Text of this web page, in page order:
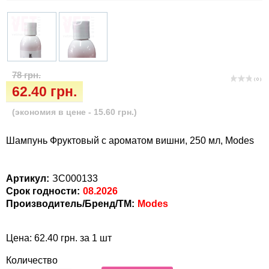
( 0 )
78 грн.
62.40 грн.
(экономия в цене - 15.60 грн.)
Шампунь Фруктовый с ароматом вишни, 250 мл, Modes
Артикул: ЗС000133
Срок годности: 08.2026
Производитель/Бренд/ТМ: Modes
Цена: 62.40 грн. за 1 шт
Количество
Кігтіточки
Ласощі та корма
Vet Diet Canine Wet - ветеринарные диеты
для собак
Лежаки, будиночки, охолоджуючи
килимки
Миски, автогодівниці, поілки
Переноски, сумки, клітки
расходные материалы